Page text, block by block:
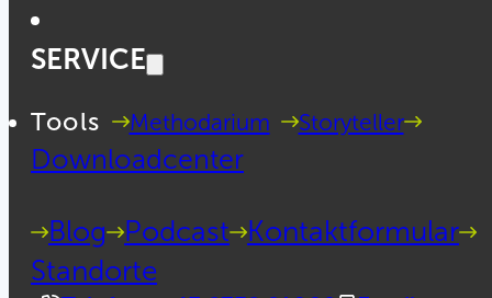
SERVICE
Tools Methodarium Storyteller
Downloadcenter
Blog Podcast Kontaktformular
Standorte